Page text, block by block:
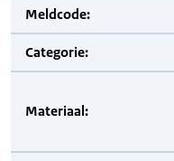
Meldcode:
Categorie:
Materiaal: